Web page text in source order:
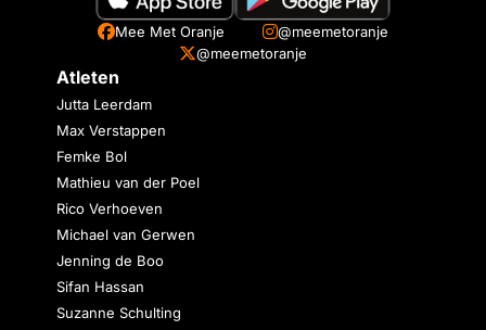
Mee Met Oranje
@meemetoranje
@meemetoranje
Atleten
Jutta Leerdam
Max Verstappen
Femke Bol
Mathieu van der Poel
Rico Verhoeven
Michael van Gerwen
Jenning de Boo
Sifan Hassan
Suzanne Schulting